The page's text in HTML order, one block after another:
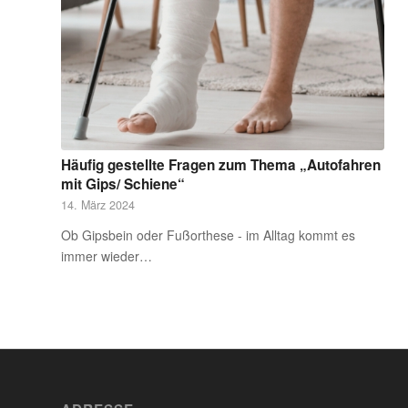
Häufig gestellte Fragen zum Thema „Autofahren
mit Gips/ Schiene“
14. März 2024
Ob Gipsbein oder Fußorthese - im Alltag kommt es
immer wieder…